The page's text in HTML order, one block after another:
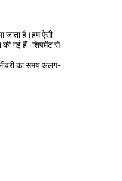
जाता है।हम ऐसी
की गई हैं।शिपमेंट से
का समय अलग-